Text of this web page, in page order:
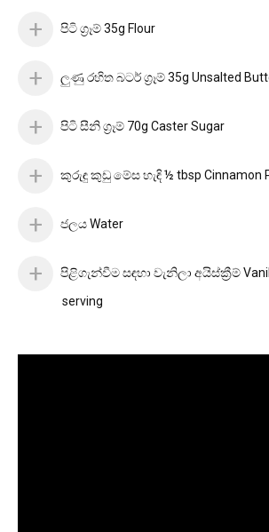
පිටි ග්‍රෑම් 35g Flour
ලුණු රහිත බටර් ග්‍රෑම් 35g Unsalted
පිටි සීනි ග්‍රෑම් 70g Caster Sugar
කුරුඳු කුඩු මේස හැඳි ½ tbsp Cinnamon
ජලය Water
පිළිගැන්වීම සඳහා වැනිලා අයිස්ක්‍රීම්
serving